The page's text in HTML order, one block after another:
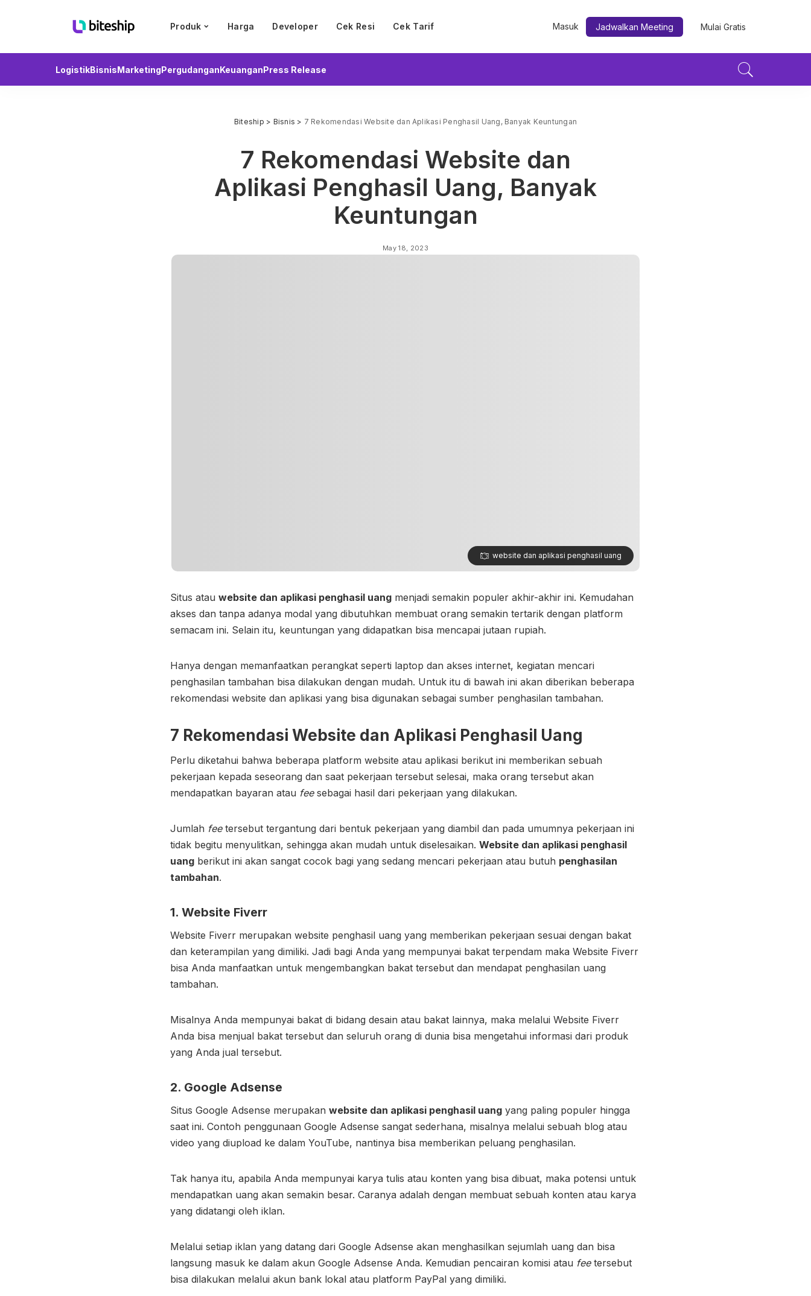
Produk Harga Developer Cek Resi Cek Tarif Masuk Jadwalkan Meeting Mulai Gratis
LogistikBisnisMarketingPergudanganKeuanganPress Release
Biteship > Bisnis > 7 Rekomendasi Website dan Aplikasi Penghasil Uang, Banyak Keuntungan
7 Rekomendasi Website dan
Aplikasi Penghasil Uang, Banyak
Keuntungan
May 18, 2023
website dan aplikasi penghasil uang
Situs atau website dan aplikasi penghasil uang menjadi semakin populer akhir-akhir ini. Kemudahan
akses dan tanpa adanya modal yang dibutuhkan membuat orang semakin tertarik dengan platform
semacam ini. Selain itu, keuntungan yang didapatkan bisa mencapai jutaan rupiah.
Hanya dengan memanfaatkan perangkat seperti laptop dan akses internet, kegiatan mencari
penghasilan tambahan bisa dilakukan dengan mudah. Untuk itu di bawah ini akan diberikan beberapa
rekomendasi website dan aplikasi yang bisa digunakan sebagai sumber penghasilan tambahan.
7 Rekomendasi Website dan Aplikasi Penghasil Uang
Perlu diketahui bahwa beberapa platform website atau aplikasi berikut ini memberikan sebuah
pekerjaan kepada seseorang dan saat pekerjaan tersebut selesai, maka orang tersebut akan
mendapatkan bayaran atau feesebagai hasil dari pekerjaan yang dilakukan.
Jumlah feetersebut tergantung dari bentuk pekerjaan yang diambil dan pada umumnya pekerjaan ini
tidak begitu menyulitkan, sehingga akan mudah untuk diselesaikan. Website dan aplikasi penghasil
uang berikut ini akan sangat cocok bagi yang sedang mencari pekerjaan atau butuh penghasilan
tambahan.
1. Website Fiverr
Website Fiverr merupakan website penghasil uang yang memberikan pekerjaan sesuai dengan bakat
dan keterampilan yang dimiliki. Jadi bagi Anda yang mempunyai bakat terpendam maka Website Fiverr
bisa Anda manfaatkan untuk mengembangkan bakat tersebut dan mendapat penghasilan uang
tambahan.
Misalnya Anda mempunyai bakat di bidang desain atau bakat lainnya, maka melalui Website Fiverr
Anda bisa menjual bakat tersebut dan seluruh orang di dunia bisa mengetahui informasi dari produk
yang Anda jual tersebut.
2. Google Adsense
Situs Google Adsense merupakan website dan aplikasi penghasil uang yang paling populer hingga
saat ini. Contoh penggunaan Google Adsense sangat sederhana, misalnya melalui sebuah blog atau
video yang diupload ke dalam YouTube, nantinya bisa memberikan peluang penghasilan.
Tak hanya itu, apabila Anda mempunyai karya tulis atau konten yang bisa dibuat, maka potensi untuk
mendapatkan uang akan semakin besar. Caranya adalah dengan membuat sebuah konten atau karya
yang didatangi oleh iklan.
Melalui setiap iklan yang datang dari Google Adsense akan menghasilkan sejumlah uang dan bisa
langsung masuk ke dalam akun Google Adsense Anda. Kemudian pencairan komisi atau feetersebut
bisa dilakukan melalui akun bank lokal atau platform PayPal yang dimiliki.